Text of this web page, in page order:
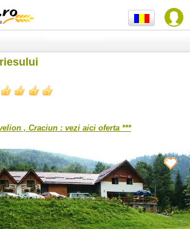
, Craciun : vezi aici oferta ***